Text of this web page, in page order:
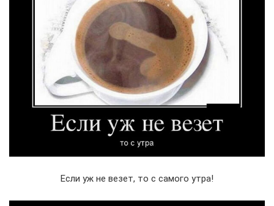
Если уж не везет, то с самого утра!